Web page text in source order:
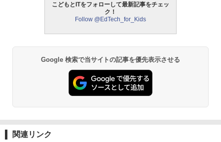
モルカ: 原子・分子に強くなるカードゲ
ーム
物理実験モデル楽器電磁気教材を教える
ダルトンボード/ゴルトンボード物理学、
こどもとITをフォローして最新記事をチェッ
ク！
Follow @EdTech_for_Kids
Google 検索で当サイトの記事を優先表示させる
関連リンク